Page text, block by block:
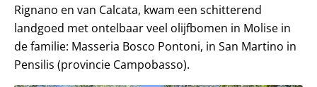
Rignano en van Calcata, kwam een schitterend
landgoed met ontelbaar veel olijfbomen in Molise in
de familie: Masseria Bosco Pontoni, in San Martino in
Pensilis (provincie Campobasso).